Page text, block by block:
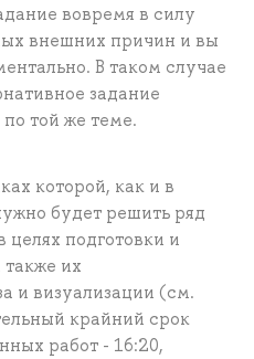
вовремя в силу
внешних причин и вы
В таком случае
задание
той же теме.
которой, как и в
будет решить ряд
подготовки и
их
и визуализации (см.
крайний срок
работ - 16:20,